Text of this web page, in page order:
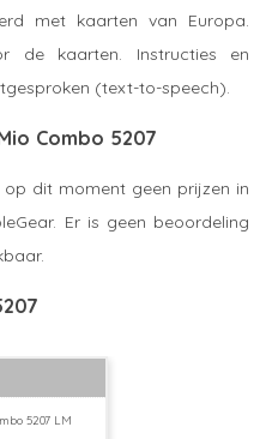
met kaarten van Europa.
de kaarten. Instructies en
(text-to-speech).
Combo 5207
dit moment geen prijzen in
Er is geen beoordeling
5207 LM